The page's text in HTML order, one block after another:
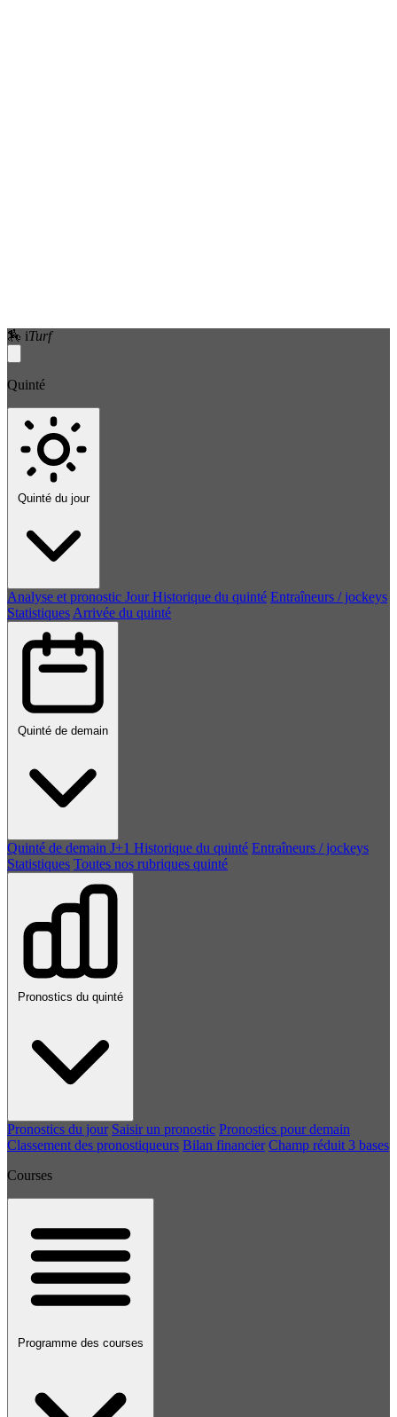
🏇 iTurf
Quinté
Quinté du jour
Analyse et pronostic Jour Historique du quinté Entraîneurs / jockeys
Statistiques Arrivée du quinté
Quinté de demain
Quinté de demain J+1 Historique du quinté Entraîneurs / jockeys
Statistiques Toutes nos rubriques quinté
Pronostics du quinté
Pronostics du jour Saisir un pronostic Pronostics pour demain
Classement des pronostiqueurs Bilan financier Champ réduit 3 bases
Courses
Programme des courses